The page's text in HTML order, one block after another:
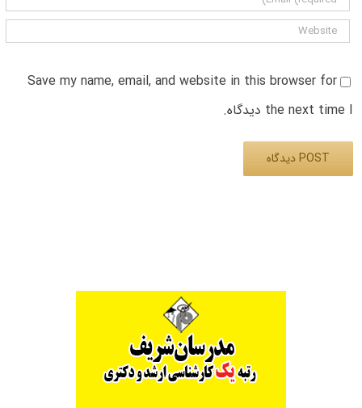
Save my name, email, and website in this browser for
the next time I دیدگاه.